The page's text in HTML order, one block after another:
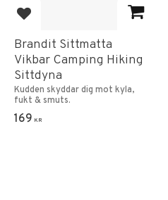
Lägg till i favoriter
Brandit Sittmatta
Vikbar Camping Hiking
Sittdyna
Kudden skyddar dig mot kyla,
fukt & smuts.
169 KR